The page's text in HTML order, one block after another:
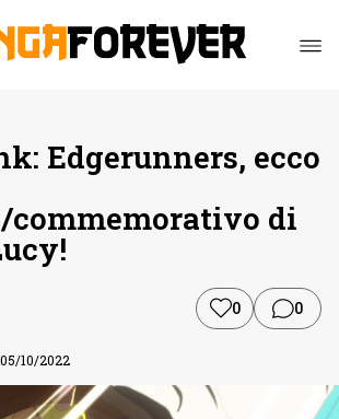
Edgerunners, ecco
commemorativo di
0 0
05/10/2022